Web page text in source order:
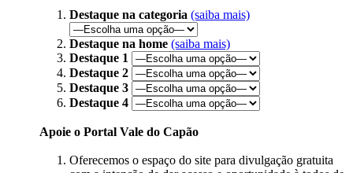
Destaque na categoria (saiba mais)
Destaque na home (saiba mais)
Destaque 1
Destaque 2
Destaque 3
Destaque 4
Apoie o Portal Vale do Capão
Oferecemos o espaço do site para divulgação gratuita